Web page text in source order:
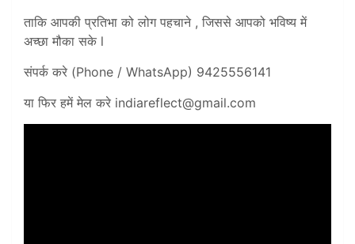
ताकि आपकी प्रतिभा को लोग पहचाने , जिससे आपको भविष्य में
अच्छा मौका सके l
संपर्क करे (Phone / WhatsApp) 9425556141
या फिर हमें मेल करे indiareflect@gmail.com